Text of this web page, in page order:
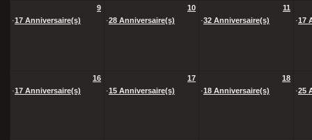
9
·17 Anniversaire(s)
10
·28 Anniversaire(s)
11
·32 Anniversaire(s) ·17
16
·17 Anniversaire(s)
17
·15 Anniversaire(s)
18
·18 Anniversaire(s) ·25